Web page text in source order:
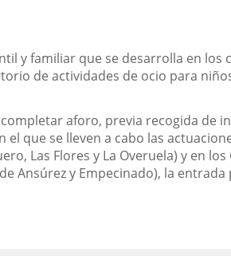
y familiar que se desarrolla en
de actividades de ocio para
aforo, previa recogida de
que se lleven a cabo las
Las Flores y La Overuela) y en
Ansúrez y Empecinado), la